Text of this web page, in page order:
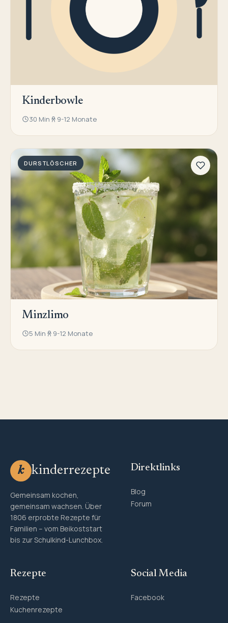
Kinderbowle
30 Min 9-12 Monate
DURSTLÖSCHER
Minzlimo
5 Min 9-12 Monate
k kinderrezepte
Gemeinsam kochen,
gemeinsam wachsen. Über
1806 erprobte Rezepte für
Familien – vom Beikoststart
bis zur Schulkind-Lunchbox.
Direktlinks
Blog
Forum
Rezepte
Rezepte
Kuchenrezepte
Social Media
Facebook